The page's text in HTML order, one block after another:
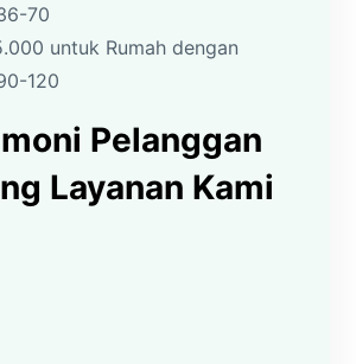
70
untuk Rumah dengan
120
Pelanggan
Layanan Kami